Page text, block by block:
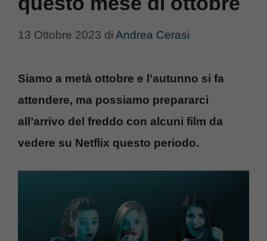
13 Ottobre 2023 di Andrea Cerasi
Siamo a metà ottobre e l’autunno si fa
attendere, ma possiamo prepararci
all’arrivo del freddo con alcuni film da
vedere su Netflix questo periodo.